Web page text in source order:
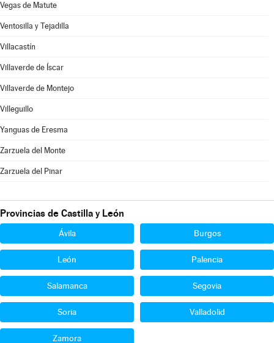
Vegas de Matute
Ventosilla y Tejadilla
Villacastín
Villaverde de Íscar
Villaverde de Montejo
Villeguillo
Yanguas de Eresma
Zarzuela del Monte
Zarzuela del Pinar
Provincias de Castilla y León
Ávila Burgos
León Palencia
Salamanca Segovia
Soria Valladolid
Zamora